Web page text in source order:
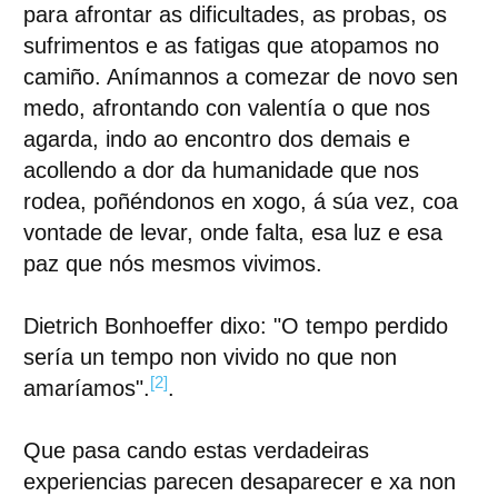
para afrontar as dificultades, as probas, os
sufrimentos e as fatigas que atopamos no
camiño. Anímannos a comezar de novo sen
medo, afrontando con valentía o que nos
agarda, indo ao encontro dos demais e
acollendo a dor da humanidade que nos
rodea, poñéndonos en xogo, á súa vez, coa
vontade de levar, onde falta, esa luz e esa
paz que nós mesmos vivimos.
Dietrich Bonhoeffer dixo: "O tempo perdido
sería un tempo non vivido no que non
amaríamos".[2].
Que pasa cando estas verdadeiras
experiencias parecen desaparecer e xa non